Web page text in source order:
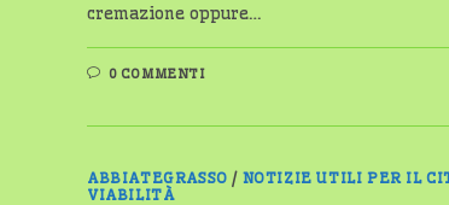
cremazione oppure…
0 COMMENTI
ABBIATEGRASSO / NOTIZIE UTILI PER IL
VIABILITÀ